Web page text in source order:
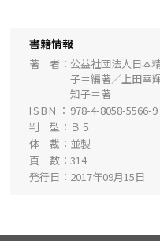
書籍情報
著 者
公益社団法人日本
子＝編著／上田幸
知子＝著
ISBN
978-4-8058-5566-9
判 型
Ｂ５
体 裁
並製
頁 数
314
発行日
2017年09月15日